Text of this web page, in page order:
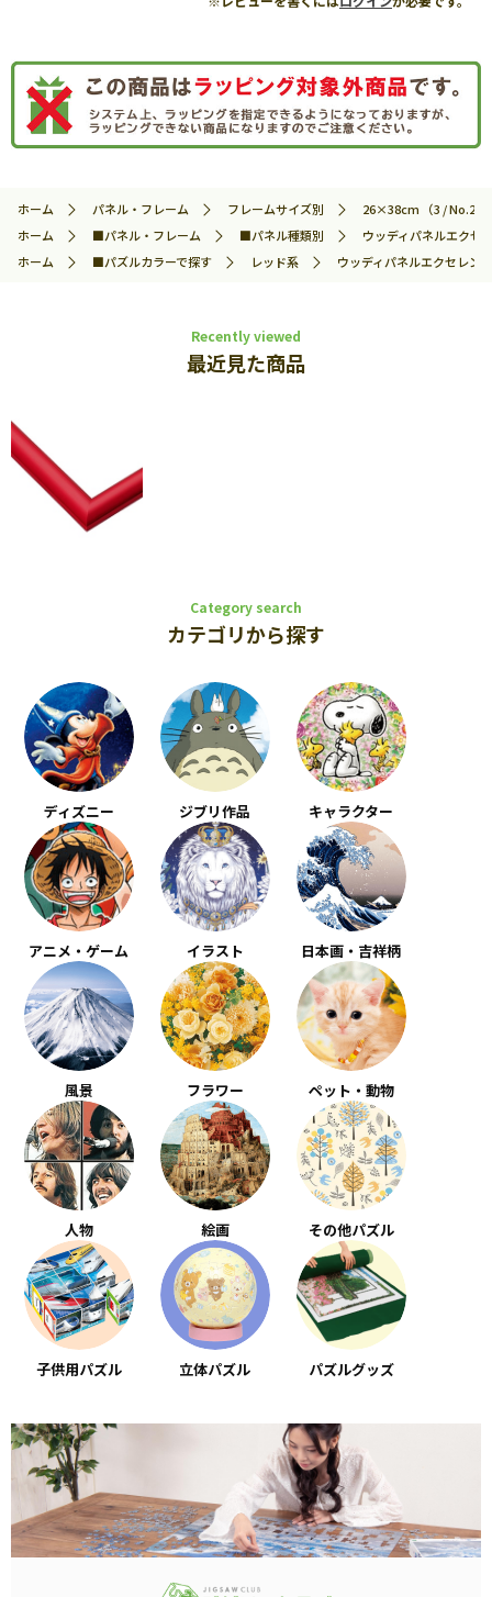
ホーム パネル・フレーム フレームサイズ別
26×38cm （3 / No.23
ホーム
■パネル・フレーム ■パネル種類別
ウッディパネルエクセ
ホーム
■パズルカラーで探す レッド系 ウッディパネルエクセレ
Recently viewed
最近見た商品
Category search
カテゴリから探す
ディズニー ジブリ作品 キャラクター
アニメ・ゲーム イラスト 日本画・吉祥柄
風景 フラワー ペット・動物
人物 絵画 その他パズル
子供用パズル 立体パズル パズルグッズ